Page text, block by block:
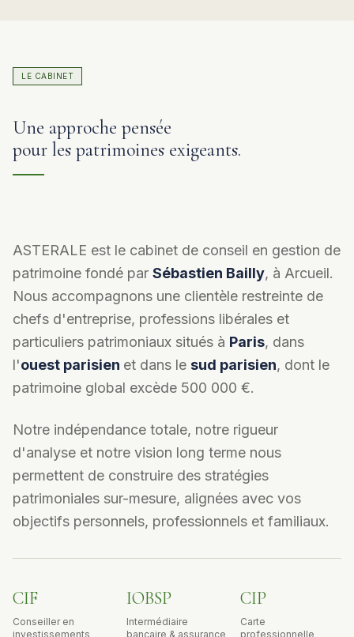
LE CABINET
Une approche pensée
pour les patrimoines exigeants.
ASTERALE est le cabinet de conseil en gestion de
patrimoine fondé par Sébastien Bailly, à Arcueil.
Nous accompagnons une clientèle restreinte de
chefs d'entreprise, professions libérales et
particuliers patrimoniaux situés à Paris, dans
l'ouest parisien et dans le sud parisien, dont le
patrimoine global excède 500 000 €.
Notre indépendance totale, notre rigueur
d'analyse et notre vision long terme nous
permettent de construire des stratégies
patrimoniales sur-mesure, alignées avec vos
objectifs personnels, professionnels et familiaux.
CIF
Conseiller en
investissements
IOBSP
Intermédiaire
bancaire & assurance
CIP
Carte
professionnelle